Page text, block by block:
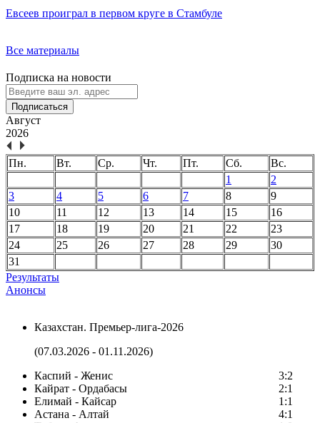
Евсеев проиграл в первом круге в Стамбуле
Все материалы
Подписка на новости
Подписаться
Август
2026
Пн. Вт. Ср. Чт. Пт. Сб.
Вс.
1
2
3
4 5 6 7 8
9
10
11 12 13 14 15
16
17
18 19 20 21 22
23
24
25 26 27 28 29
30
31
Результаты
Анонсы
Казахстан. Премьер-лига-2026
(07.03.2026 - 01.11.2026)
Каспий - Женис
3:2
Кайрат - Ордабасы
2:1
Елимай - Кайсар
1:1
Астана - Алтай
4:1